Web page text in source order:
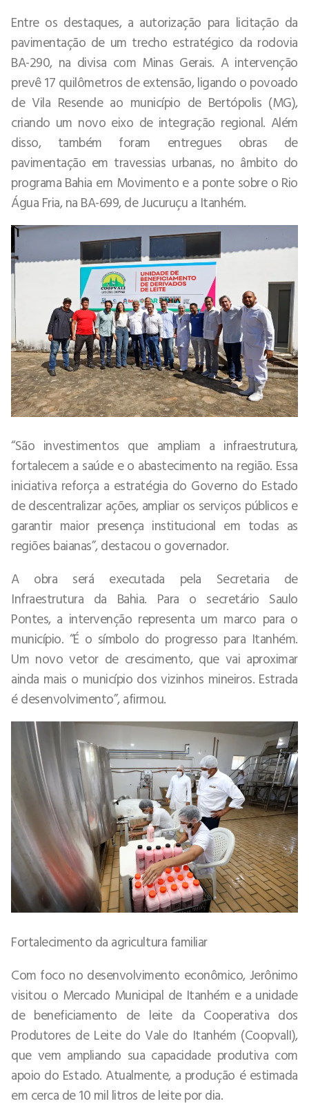
Entre os destaques, a autorização para licitação da
pavimentação de um trecho estratégico da rodovia
BA-290, na divisa com Minas Gerais. A intervenção
prevê 17 quilômetros de extensão, ligando o povoado
de Vila Resende ao município de Bertópolis (MG),
criando um novo eixo de integração regional. Além
disso, também foram entregues obras de
pavimentação em travessias urbanas, no âmbito do
programa Bahia em Movimento e a ponte sobre o Rio
Água Fria, na BA-699, de Jucuruçu a Itanhém.
“São investimentos que ampliam a infraestrutura,
fortalecem a saúde e o abastecimento na região. Essa
iniciativa reforça a estratégia do Governo do Estado
de descentralizar ações, ampliar os serviços públicos e
garantir maior presença institucional em todas as
regiões baianas”, destacou o governador.
A obra será executada pela Secretaria de
Infraestrutura da Bahia. Para o secretário Saulo
Pontes, a intervenção representa um marco para o
município. “É o símbolo do progresso para Itanhém.
Um novo vetor de crescimento, que vai aproximar
ainda mais o município dos vizinhos mineiros. Estrada
é desenvolvimento”, afirmou.
Fortalecimento da agricultura familiar
Com foco no desenvolvimento econômico, Jerônimo
visitou o Mercado Municipal de Itanhém e a unidade
de beneficiamento de leite da Cooperativa dos
Produtores de Leite do Vale do Itanhém (CoopvalI),
que vem ampliando sua capacidade produtiva com
apoio do Estado. Atualmente, a produção é estimada
em cerca de 10 mil litros de leite por dia.